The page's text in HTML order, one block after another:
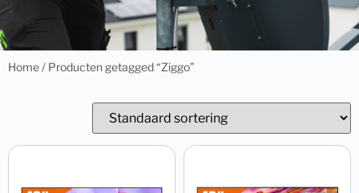
Home/ Producten getagged “Ziggo”